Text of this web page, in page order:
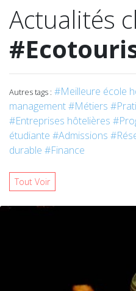
Actualités
Autres tags : #Meilleure école
management#Métiers
#Entreprises hôtelières
étudiante #Admissions
durable #Finance
Tout Voir